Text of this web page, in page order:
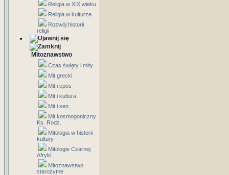
Religia w XIX wieku
Religia w kulturze
Rozwój historii
religii
Mitoznawstwo
Czas święty i mity
Mit grecki
Mit i epos
Mit i kultura
Mit i sen
Mit kosmogoniczny
Ks. Rodz.
Mitologia w historii
kultury
Mitologie Czarnej
Afryki
Mitoznawstwo
starożytne